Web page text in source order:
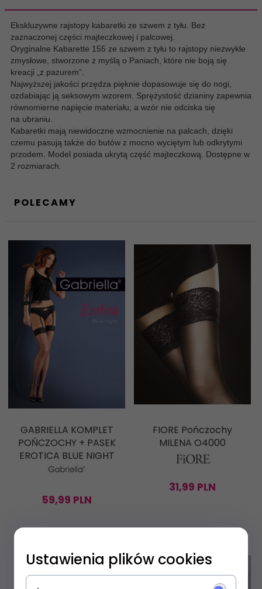
Ekskluzywne rajstopy kabaretki ze szwem z tyłu. Bez
zaznaczonej części majteczkowej i palcowej.
Oryginalne Kabarette 155 ze szwem z tyłu to rajstopy niezwykle
zmysłowe, stworzone z myślą o Paniach, które nie boją się
kreacji „z pazurem”.
Najwyższej jakości przędza pięknie dopasowuje się do nogi,
ozdabiając ją seksowym wzorem. Sprężystość dzianiny zapewnia
równomierne napięcie materiału, a wzór nie odciska się
na ubraniu.
Kabaretki mają niewidoczne wzmocnienie na palcach, dzięki
czemu pasują także do butów z mocno wyciętym lub odkrytymi
przodem. Model posiada ukrytą część majteczkową. Dostępne w
2 rozmiarach.
POLECAMY
GABRIELLA KOMPLET
POŃCZOCHY + PASEK
EROTICA BLUE NIGHT
59,99 PLN
FIORE Pończochy
MILENA O4000
31,99 PLN
Ustawienia plików cookies